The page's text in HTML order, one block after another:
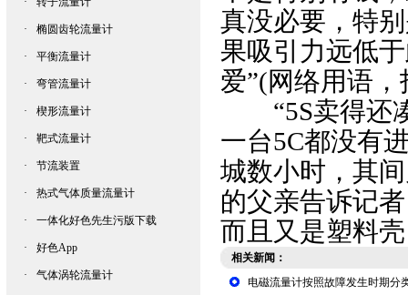
· 椭圆齿轮流量计
· 平衡流量计
· 弯管流量计
· 楔形流量计
· 靶式流量计
· 节流装置
· 热式气体质量流量计
· 一体化好色先生污版下载
· 好色App
· 气体涡轮流量计
真没必要，特
果吸引力远低于
爱”(网络用语，
“5S卖得还凑合
一台5C都没有进
城数小时，其
的父亲告诉记者
而且又是塑料壳
相关新闻：
电磁流量计按照故障发生时期分